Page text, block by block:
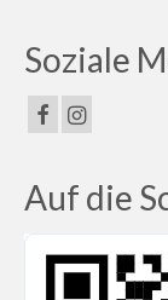
Soziale
Auf die